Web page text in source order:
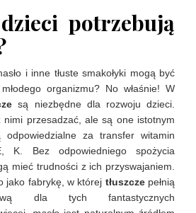
potrzebują
i inne tłuste smakołyki mogą być
organizmu? No właśnie! W
są niezbędne dla rozwoju dzieci.
przesadzać, ale są one istotnym
odpowiedzialne za transfer witamin
Bez odpowiedniego spożycia
mieć trudności z ich przyswajaniem.
jako fabrykę, w której tłuszczepełnią
dla tych fantastycznych